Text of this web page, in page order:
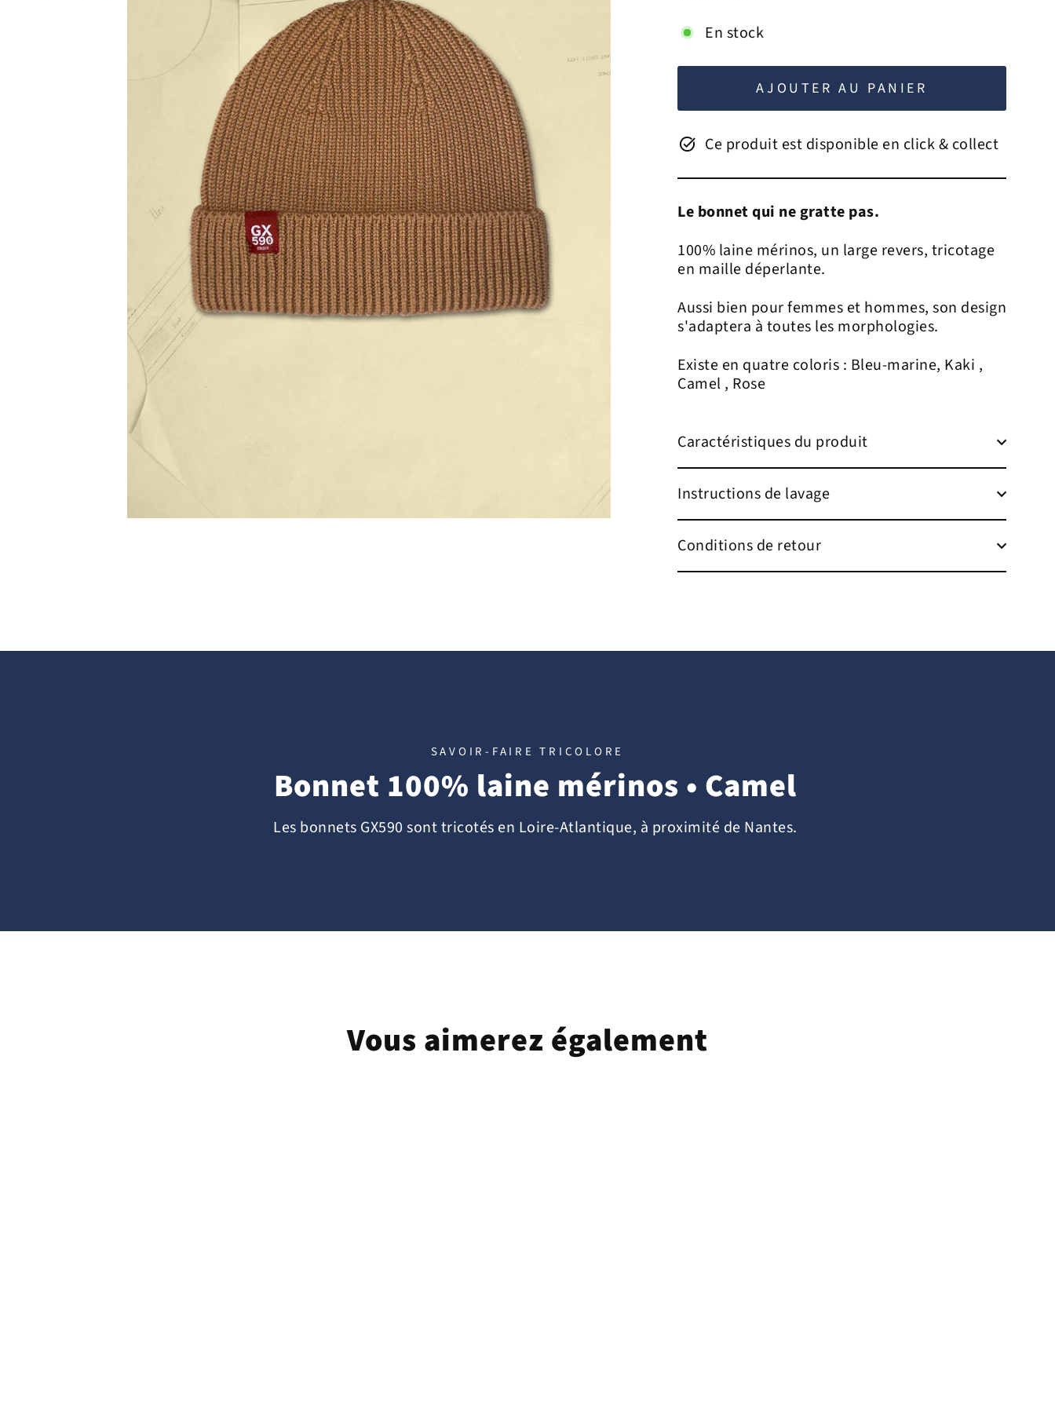
En stock
AJOUTER AU PANIER
Ce produit est disponible en click & collect
Le bonnet qui ne gratte pas.
100% laine mérinos, un large revers, tricotage
en maille déperlante.
Aussi bien pour femmes et hommes, son design
s'adaptera à toutes les morphologies.
Existe en quatre coloris : Bleu-marine, Kaki ,
Camel , Rose
Caractéristiques du produit
Instructions de lavage
Conditions de retour
SAVOIR-FAIRE TRICOLORE
Bonnet 100% laine mérinos • Camel
Les bonnets GX590 sont tricotés en Loire-Atlantique, à proximité de Nantes.
Vous aimerez également